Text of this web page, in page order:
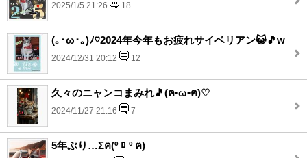
2025/1/5 21:26 18
(⁠｡⁠･⁠ω⁠･⁠｡⁠)⁠ﾉ⁠♡2024年今年もお疲れサイベリアン😺🎵w
2024/12/31 20:12 12
久々のニャンコまみれ🎵(ฅ•ω•ฅ)♡
2024/11/27 21:16 7
5年ぶり…Σฅ(º ﾛ º ฅ)